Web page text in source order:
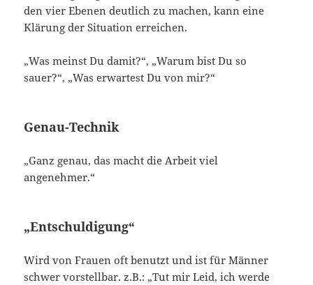
den vier Ebenen deutlich zu machen, kann eine
Klärung der Situation erreichen.
„Was meinst Du damit?“, „Warum bist Du so
sauer?“, „Was erwartest Du von mir?“
Genau-Technik
„Ganz genau, das macht die Arbeit viel
angenehmer.“
„Entschuldigung“
Wird von Frauen oft benutzt und ist für Männer
schwer vorstellbar. z.B.: „Tut mir Leid, ich werde